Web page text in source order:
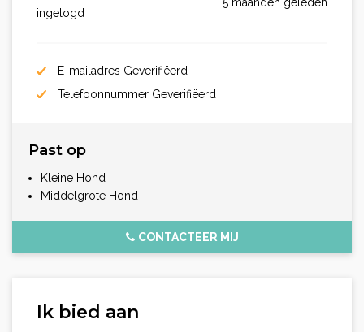
ingelogd
5 maanden geleden
E-mailadres Geverifiëerd
Telefoonnummer Geverifiëerd
Past op
Kleine Hond
Middelgrote Hond
CONTACTEER MIJ
Ik bied aan